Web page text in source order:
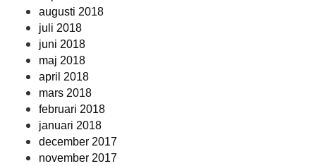
augusti 2018
juli 2018
juni 2018
maj 2018
april 2018
mars 2018
februari 2018
januari 2018
december 2017
november 2017